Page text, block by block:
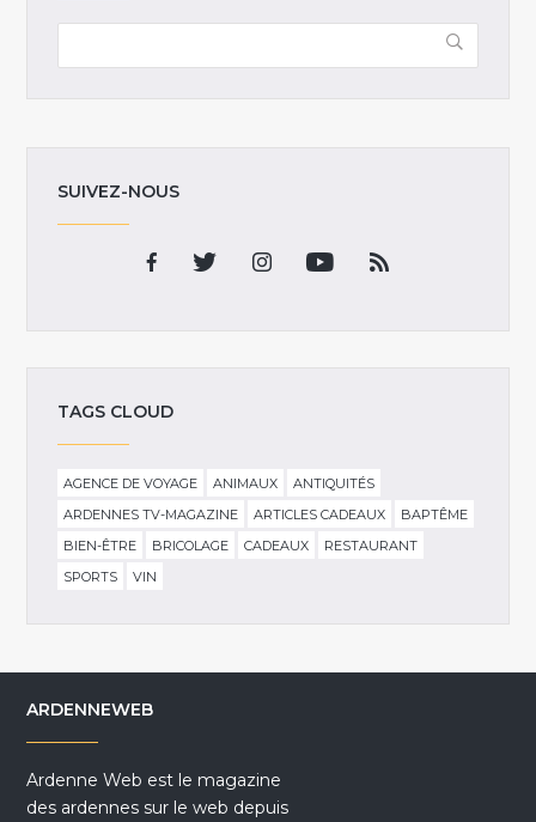
SUIVEZ-NOUS
TAGS CLOUD
AGENCE DE VOYAGE ANIMAUX
ANTIQUITÉS
ARDENNES TV-MAGAZINE
ARTICLES CADEAUX
BAPTÊME
BIEN-ÊTRE
BRICOLAGE CADEAUX
RESTAURANT
SPORTS
VIN
ARDENNEWEB
Ardenne Web est le magazine
des ardennes sur le web depuis